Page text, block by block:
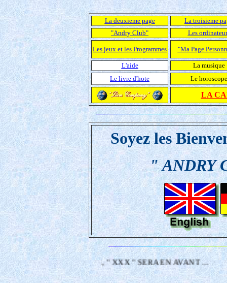
La deuxieme page
La troisieme
"Andry Club"
Les
Les jeux et les Programmes "Ma Page
L'aide
La musique
Le livre d'hote
Le horoscope
LA
Soyez les
" ANDRY
A PARTIR, " XXX " SERA EN AVANT ...